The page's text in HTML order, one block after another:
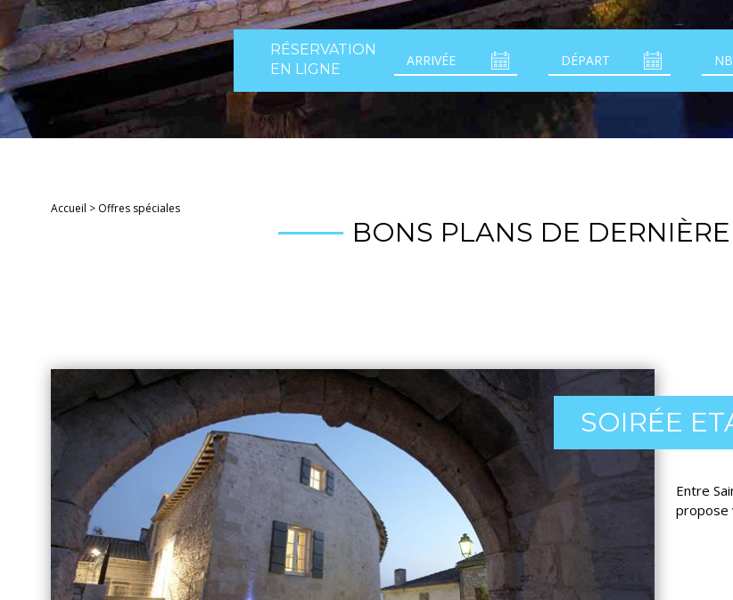
RÉSERVATION
EN LIGNE
Accueil > Offres spéciales
BONS PLANS DE
SOIRÉE
Entre
propose